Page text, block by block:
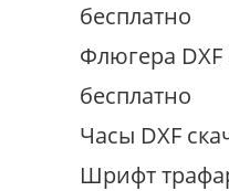
бесплатно
Флюгера DXF
бесплатно
Часы DXF
Шрифт